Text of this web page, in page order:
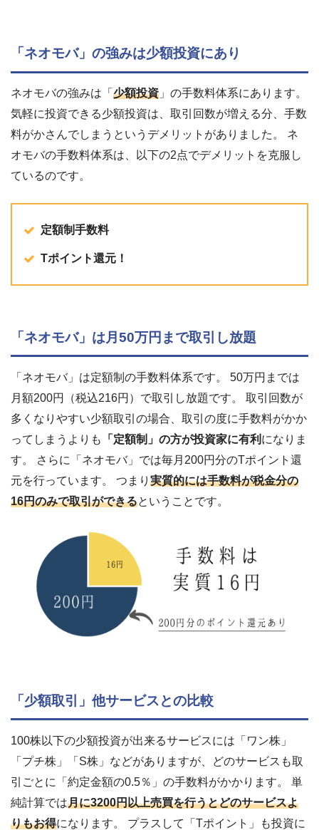
「ネオモバ」の強みは少額投資にあり
ネオモバの強みは「 少額投資 」の手数料体系にあります。
気軽に投資できる少額投資は、取引回数が増える分、手数
料がかさんでしまうというデメリットがありました。 ネ
オモバの手数料体系は、以下の2点でデメリットを克服し
ているのです。
定額制手数料
Tポイント還元！
「ネオモバ」は月50万円まで取引し放題
「ネオモバ」は定額制の手数料体系です。 50万円までは
月額200円（税込216円）で取引し放題です。 取引回数が
多くなりやすい少額取引の場合、取引の度に手数料がかか
ってしまうよりも
「定額制」の方が投資家に有利 になりま
す。 さらに「ネオモバ」では毎月200円分のTポイント還
元を行っています。 つまり 実質的には手数料が税金分の
16円のみで取引ができるということです。
「少額取引」他サービスとの比較
100株以下の少額投資が出来るサービスには「ワン株」
「プチ株」「S株」などがありますが、どのサービスも取
引ごとに「約定金額の0.5％」の手数料がかかります。 単
純計算では月に3200円以上売買を行うとどのサービスよ
りもお得になります。 プラスして「Tポイント」も投資に